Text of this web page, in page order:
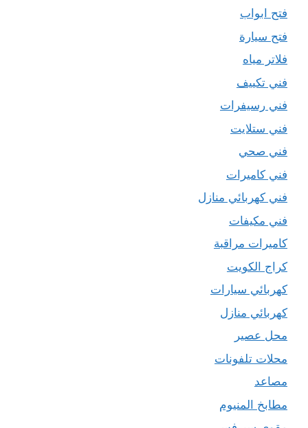
فتح ابواب
فتح سيارة
فلاتر مياه
فني تكييف
فني رسيفرات
فني ستلايت
فني صحي
فني كاميرات
فني كهربائي منازل
فني مكيفات
كاميرات مراقبة
كراج الكويت
كهربائي سيارات
كهربائي منازل
محل عصير
محلات تلفونات
مصاعد
مطابخ المنيوم